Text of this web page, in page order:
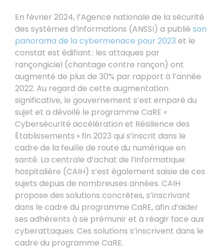
En février 2024, l’Agence nationale de la sécurité
des systèmes d’informations (ANSSI) a publié son
panorama de la cybermenace pour 2023 et le
constat est édifiant : les attaques par
rançongiciel (chantage contre rançon) ont
augmenté de plus de 30% par rapport à l’année
2022. Au regard de cette augmentation
significative, le gouvernement s’est emparé du
sujet et a dévoilé le programme CaRE «
Cybersécurité accélération et Résilience des
Établissements » fin 2023 qui s’inscrit dans le
cadre de la feuille de route du numérique en
santé. La centrale d’achat de l’informatique
hospitalière (CAIH) s’est également saisie de ces
sujets depuis de nombreuses années. CAIH
propose des solutions concrètes, s’inscrivant
dans le cadre du programme CaRE, afin d’aider
ses adhérents à se prémunir et à réagir face aux
cyberattaques. Ces solutions s’inscrivent dans le
cadre du programme CaRE.